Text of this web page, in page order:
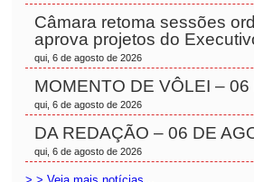
Câmara retoma sessões
aprova projetos do
qui, 6 de agosto de 2026
MOMENTO DE VÔLEI –
qui, 6 de agosto de 2026
DA REDAÇÃO – 06 DE
qui, 6 de agosto de 2026